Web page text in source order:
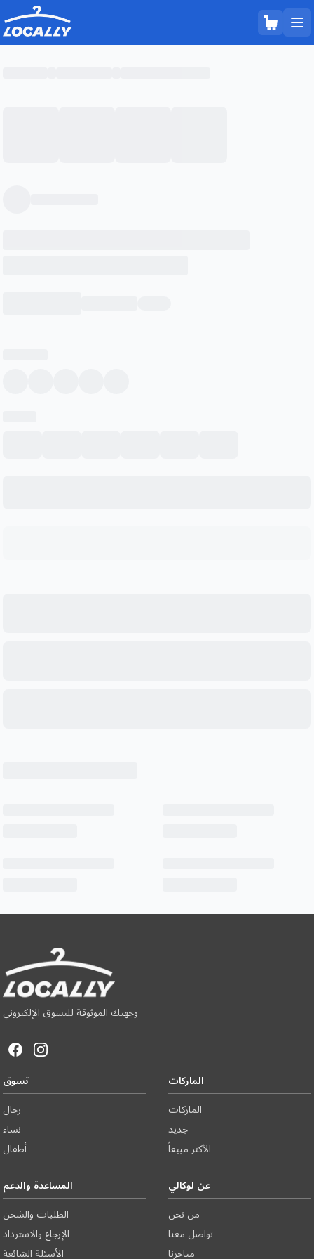
وجهتك الموثوقة للتسوق الإلكتروني
تسوق
رجال
نساء
أطفال
الماركات
الماركات
جديد
الأكثر مبيعاً
المساعدة والدعم
الطلبات والشحن
الإرجاع والاسترداد
الأسئلة الشائعة
عن لوكالي
من نحن
تواصل معنا
متاجرنا